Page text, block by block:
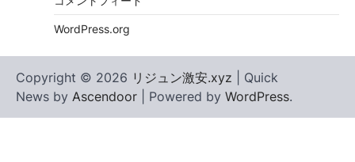
WordPress.org
Copyright © 2026 リジュン激安.xyz | Quick
News by Ascendoor | Powered by WordPress.